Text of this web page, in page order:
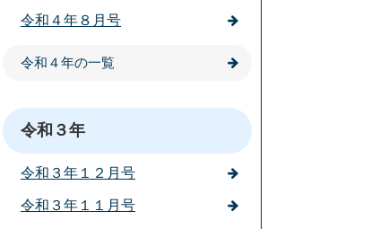
令和４年８月号
令和４年の一覧
令和３年
令和３年１２月号
令和３年１１月号